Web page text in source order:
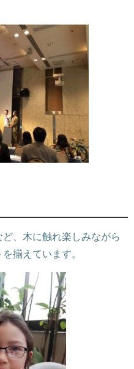
、木に触れ楽しみながら
揃えています。